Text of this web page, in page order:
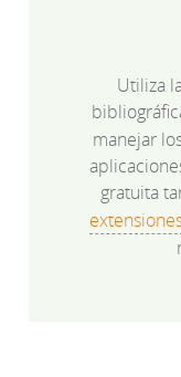
Utiliza
manejar
gratuita